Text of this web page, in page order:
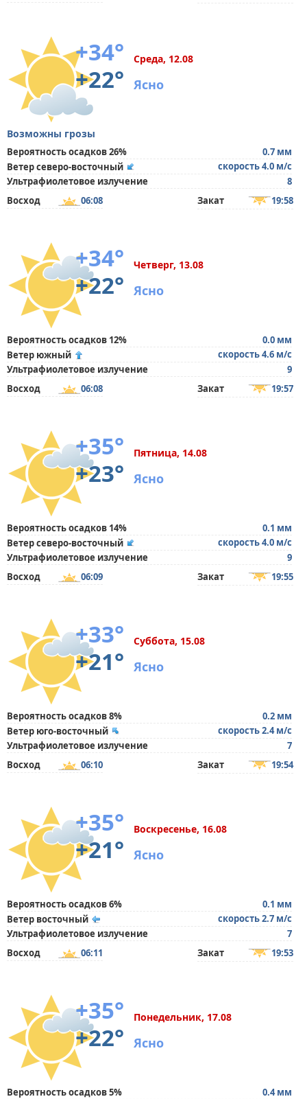
+34°
+22°
Среда, 12.08
Ясно
Возможны грозы
Вероятность осадков 26%
0.7 мм
Ветер северо-восточный
скорость 4.0 м/с
Ультрафиолетовое излучение
8
Восход
06:08 Закат 19:58
+34°
+22°
Четверг, 13.08
Ясно
Вероятность осадков 12%
0.0 мм
Ветер южный
скорость 4.6 м/с
Ультрафиолетовое излучение
9
Восход
06:08 Закат 19:57
+35°
+23°
Пятница, 14.08
Ясно
Вероятность осадков 14%
0.1 мм
Ветер северо-восточный
скорость 4.0 м/с
Ультрафиолетовое излучение
9
Восход
06:09 Закат 19:55
+33°
+21°
Суббота, 15.08
Ясно
Вероятность осадков 8%
0.2 мм
Ветер юго-восточный
скорость 2.4 м/с
Ультрафиолетовое излучение
7
Восход
06:10 Закат 19:54
+35°
+21°
Воскресенье, 16.08
Ясно
Вероятность осадков 6%
0.1 мм
Ветер восточный
скорость 2.7 м/с
Ультрафиолетовое излучение
7
Восход
06:11 Закат 19:53
+35°
+22°
Понедельник, 17.08
Ясно
Вероятность осадков 5%
0.4 мм